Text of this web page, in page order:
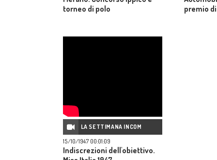
torneo di polo
premio
LA SETTIMANA INCOM
15/10/1947 00:01:09
Indiscrezioni dell'obiettivo.